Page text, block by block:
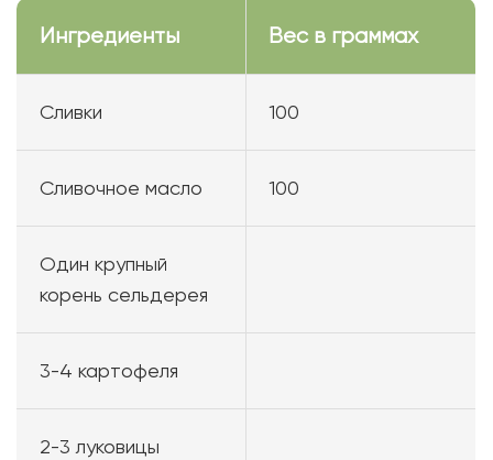
Ингредиенты Вес в граммах
Сливки 100
Сливочное масло 100
Один крупный
корень сельдерея
3-4 картофеля
2-3 луковицы